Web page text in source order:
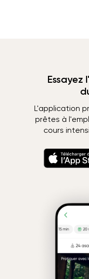
Essayez
L'application
prêtes à
cours